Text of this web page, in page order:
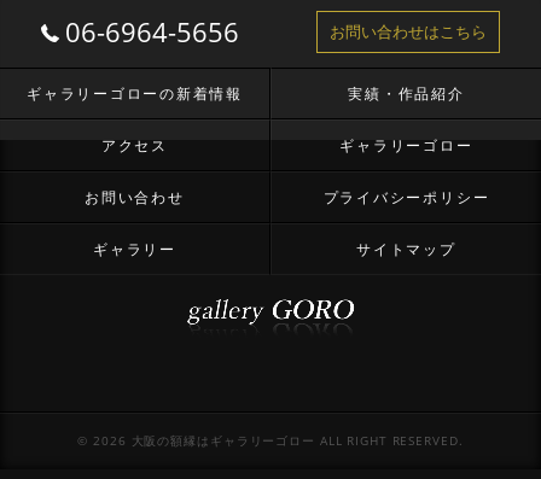
06-6964-5656 お問い合わせはこちら
ギャラリーゴローの新着情報 実績・作品紹介
アクセス ギャラリーゴロー
お問い合わせ プライバシーポリシー
ギャラリー サイトマップ
© 2026 大阪の額縁はギャラリーゴロー ALL RIGHT RESERVED.